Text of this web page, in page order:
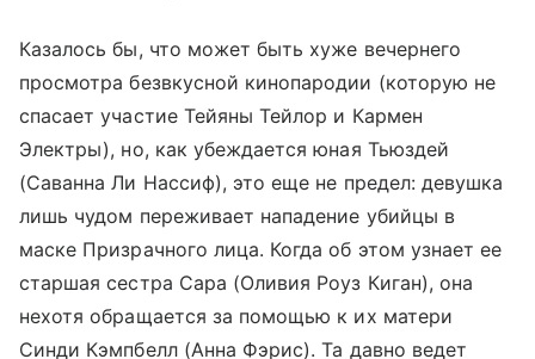
Казалось бы, что может быть хуже вечернего
просмотра безвкусной кинопародии (которую не
спасает участие Тейяны Тейлор и Кармен
Электры), но, как убеждается юная Тьюздей
(Саванна Ли Нассиф), это еще не предел: девушка
лишь чудом переживает нападение убийцы в
маске Призрачного лица. Когда об этом узнает ее
старшая сестра Сара (Оливия Роуз Киган), она
нехотя обращается за помощью к их матери
Синди Кэмпбелл (Анна Фэрис). Та давно ведет